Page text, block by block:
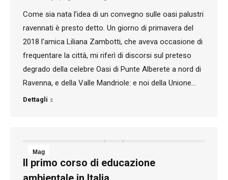
Come sia nata l’idea di un convegno sulle oasi palustri
ravennati è presto detto. Un giorno di primavera del
2018 l’amica Liliana Zambotti, che aveva occasione di
frequentare la città, mi riferì di discorsi sul preteso
degrado della celebre Oasi di Punte Alberete a nord di
Ravenna, e della Valle Mandriole: e noi della Unione…
Dettagli
Mag
24
Il primo corso di educazione